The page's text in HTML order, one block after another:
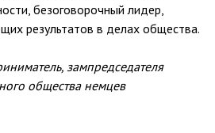
безоговорочный лидер,
результатов в делах общества.
зампредседателя
общества немцев